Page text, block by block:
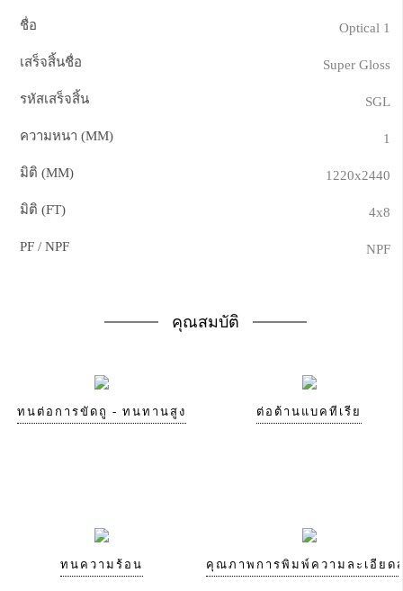
ชื่อ Optical 1
เสร็จสิ้นชื่อ Super Gloss
รหัสเสร็จสิ้น SGL
ความหนา (MM) 1
มิติ (MM) 1220x2440
มิติ (FT) 4x8
PF / NPF NPF
คุณสมบัติ
ทนต่อการขัดถู - ทนทานสูง ต่อต้านแบคทีเรีย
ทนความร้อน คุณภาพการพิมพ์ความละเอียด